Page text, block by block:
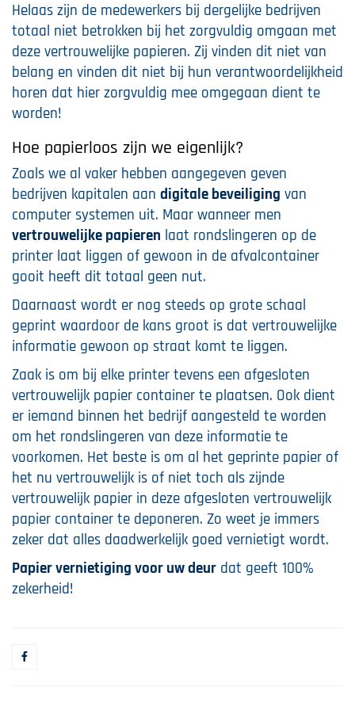
Helaas zijn de medewerkers bij dergelijke bedrijven
totaal niet betrokken bij het zorgvuldig omgaan met
deze vertrouwelijke papieren. Zij vinden dit niet van
belang en vinden dit niet bij hun verantwoordelijkheid
horen dat hier zorgvuldig mee omgegaan dient te
worden!
Hoe papierloos zijn we eigenlijk?
Zoals we al vaker hebben aangegeven geven
bedrijven kapitalen aan digitale beveiliging van
computer systemen uit. Maar wanneer men
vertrouwelijke papieren laat rondslingeren op de
printer laat liggen of gewoon in de afvalcontainer
gooit heeft dit totaal geen nut.
Daarnaast wordt er nog steeds op grote schaal
geprint waardoor de kans groot is dat vertrouwelijke
informatie gewoon op straat komt te liggen.
Zaak is om bij elke printer tevens een afgesloten
vertrouwelijk papier container te plaatsen. Ook dient
er iemand binnen het bedrijf aangesteld te worden
om het rondslingeren van deze informatie te
voorkomen. Het beste is om al het geprinte papier of
het nu vertrouwelijk is of niet toch als zijnde
vertrouwelijk papier in deze afgesloten vertrouwelijk
papier container te deponeren. Zo weet je immers
zeker dat alles daadwerkelijk goed vernietigt wordt.
Papier vernietiging voor uw deur dat geeft 100%
zekerheid!